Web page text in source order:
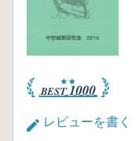
レビューを書く